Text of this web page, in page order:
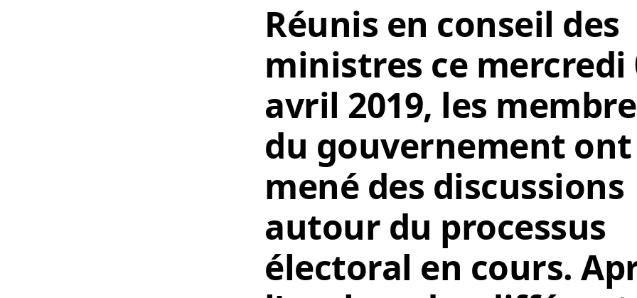
Réunis en conseil des
ministres ce mercredi
avril 2019, les
du gouvernement ont
mené des discussions
autour du processus
électoral en cours.